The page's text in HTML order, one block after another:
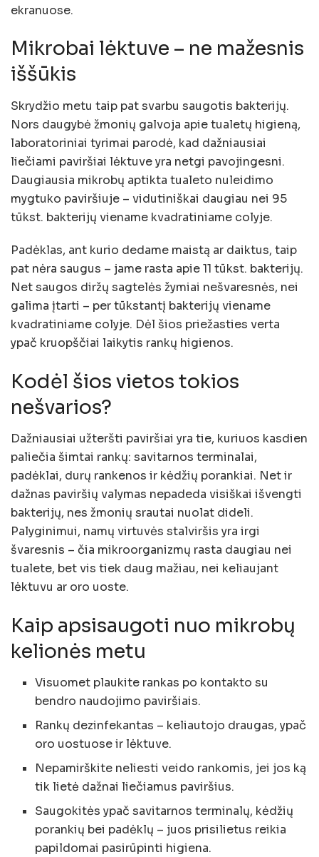
ekranuose.
Mikrobai lėktuve – ne mažesnis
iššūkis
Skrydžio metu taip pat svarbu saugotis bakterijų.
Nors daugybė žmonių galvoja apie tualetų higieną,
laboratoriniai tyrimai parodė, kad dažniausiai
liečiami paviršiai lėktuve yra netgi pavojingesni.
Daugiausia mikrobų aptikta tualeto nuleidimo
mygtuko paviršiuje – vidutiniškai daugiau nei 95
tūkst. bakterijų viename kvadratiniame colyje.
Padėklas, ant kurio dedame maistą ar daiktus, taip
pat nėra saugus – jame rasta apie 11 tūkst. bakterijų.
Net saugos diržų sagtelės žymiai nešvaresnės, nei
galima įtarti – per tūkstantį bakterijų viename
kvadratiniame colyje. Dėl šios priežasties verta
ypač kruopščiai laikytis rankų higienos.
Kodėl šios vietos tokios
nešvarios?
Dažniausiai užteršti paviršiai yra tie, kuriuos kasdien
paliečia šimtai rankų: savitarnos terminalai,
padėklai, durų rankenos ir kėdžių porankiai. Net ir
dažnas paviršių valymas nepadeda visiškai išvengti
bakterijų, nes žmonių srautai nuolat dideli.
Palyginimui, namų virtuvės stalviršis yra irgi
švaresnis – čia mikroorganizmų rasta daugiau nei
tualete, bet vis tiek daug mažiau, nei keliaujant
lėktuvu ar oro uoste.
Kaip apsisaugoti nuo mikrobų
kelionės metu
Visuomet plaukite rankas po kontakto su
bendro naudojimo paviršiais.
Rankų dezinfekantas – keliautojo draugas, ypač
oro uostuose ir lėktuve.
Nepamirškite neliesti veido rankomis, jei jos ką
tik lietė dažnai liečiamus paviršius.
Saugokitės ypač savitarnos terminalų, kėdžių
porankių bei padėklų – juos prisilietus reikia
papildomai pasirūpinti higiena.